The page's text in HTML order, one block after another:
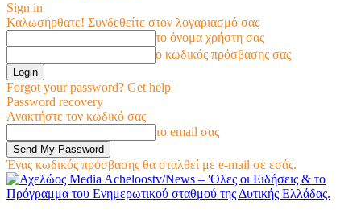
Sign in
Καλωσήρθατε! Συνδεθείτε στον λογαριασμό σας
το όνομα χρήστη σας
ο κωδικός πρόσβασης σας
Forgot your password? Get help
Password recovery
Ανακτήστε τον κωδικό σας
το email σας
Ένας κωδικός πρόσβασης θα σταλθεί με e-mail σε εσάς.
Acheloostv/News – 'Ολες οι Ειδήσεις & το
Πρόγραμμα του Ενημερωτικού σταθμού της Δυτικής Ελλάδας.